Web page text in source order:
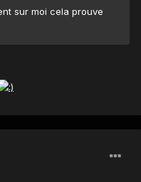
sur moi cela prouve